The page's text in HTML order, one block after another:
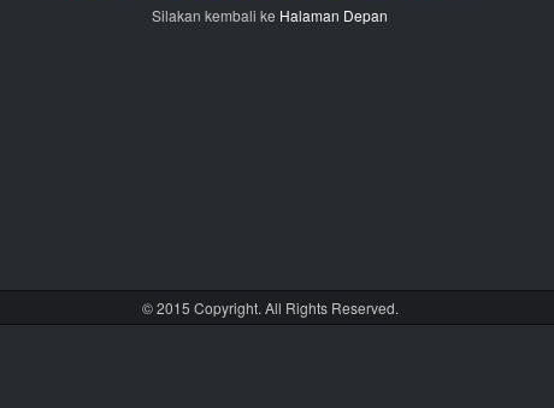
Silakan kembali ke Halaman Depan
© 2015 Copyright. All Rights Reserved.